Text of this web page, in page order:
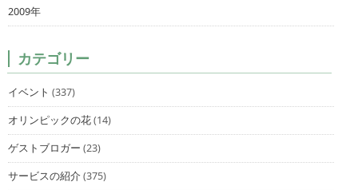
2009年
カテゴリー
イベント (337)
オリンピックの花(14)
ゲストブロガー (23)
サービスの紹介(375)